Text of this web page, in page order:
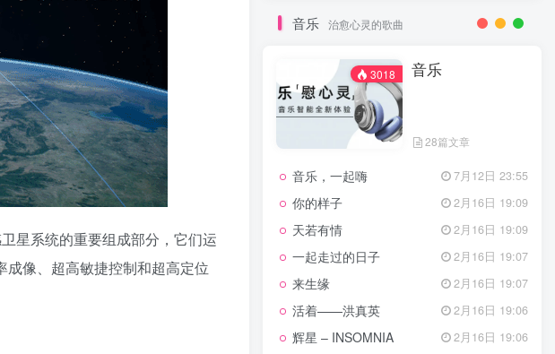
星系统的重要组成部分，它们运
像、超高敏捷控制和超高定位
音乐 治愈心灵的歌曲
3018 音乐
28篇文章
音乐，一起嗨 7月12日 23:55
你的样子 2月16日 19:09
天若有情 2月16日 19:09
一起走过的日子 2月16日 19:07
来生缘 2月16日 19:07
活着——洪真英 2月16日 19:06
辉星 – INSOMNIA 2月16日 19:06
倚天屠龙记主题曲、片头曲 2月16日 19:11
渴望主题曲
少年包青天主题曲
小鱼儿与花无缺主题曲
乌龙闯情关主题曲 2月16日 19:10
问情 11月27日 13:21
治愈心灵的歌曲
28篇文章